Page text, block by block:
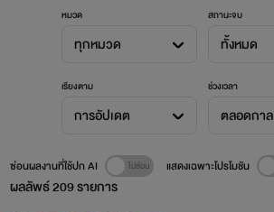
หมวด
ทุกหมวด
สถานะจบ
ทั้งหมด
เรียงตาม
การอัปเดต
ช่วงเวลา
ตลอดกาล
ผลลัพธ์209รายการ
ซ่อนผลงานที่ใช้ปก AI แสดงเฉพาะโปรโมชัน